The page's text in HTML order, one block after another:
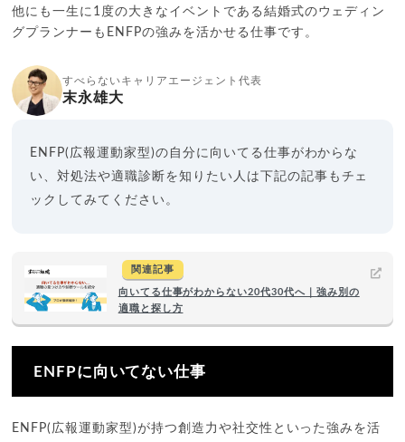
他にも一生に1度の大きなイベントである結婚式のウェディン
グプランナーもENFPの強みを活かせる仕事です。
すべらないキャリアエージェント代表
末永雄大
ENFP(広報運動家型)の自分に向いてる仕事がわからな
い、対処法や適職診断を知りたい人は下記の記事もチェ
ックしてみてください。
関連記事
向いてる仕事がわからない20代30代へ｜強み別の
適職と探し方
ENFPに向いてない仕事
ENFP(広報運動家型)が持つ創造力や社交性といった強みを活